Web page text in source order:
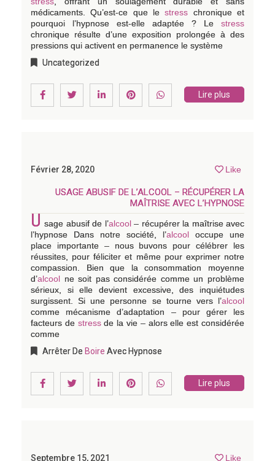
médicaments. Qu’est-ce que lestress chronique et
pourquoi l’hypnose est-elle adaptée ? Le stress
chronique résulte d’une exposition prolongée à des
pressions qui activent en permanence le système
Uncategorized
Lire plus
Février 28, 2020 Like
USAGE ABUSIF DE L’ALCOOL – RÉCUPÉRER LA
MAÎTRISE AVEC L’HYPNOSE
U sage abusif de l’alcool– récupérer la maîtrise avec
l’hypnose Dans notre société, l’alcool occupe une
place importante – nous buvons pour célébrer les
réussites, pour féliciter et même pour exprimer notre
compassion. Bien que la consommation moyenne
d’alcool ne soit pas considérée comme un problème
sérieux, si elle devient excessive, des inquiétudes
surgissent. Si une personne se tourne vers l’alcool
comme mécanisme d’adaptation – pour gérer les
facteurs de stressde la vie – alors elle est considérée
comme
Arrêter De Boire Avec Hypnose
Lire plus
Septembre 15, 2021 Like